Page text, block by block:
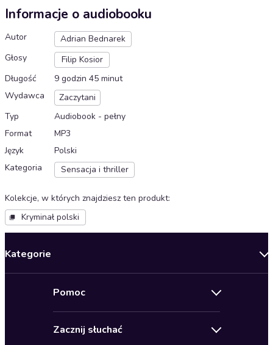
Informacje o audiobooku
Autor
Adrian Bednarek
Głosy
Filip Kosior
Długość
9 godzin 45 minut
Wydawca
Zaczytani
Typ
Audiobook - pełny
Format
MP3
Język
Polski
Kategoria
Sensacja i thriller
Kolekcje, w których znajdziesz ten produkt:
Kryminał polski
Kategorie
Pomoc
Pomoc
Zacznij słuchać